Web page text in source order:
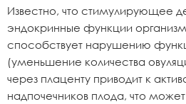
Известно, что стимулирующее
эндокринные функции
способствует нарушению
(уменьшение количества
через плаценту приводит к
надпочечников плода, что может